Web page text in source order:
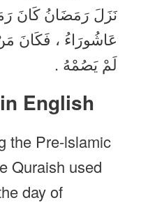
نَزَلَ رَمَضَانُ كَانَ
عَاشُورَاءُ ، فَكَانَ
لَمْ يَصُمْهُ .
English
the Pre-lslamic
Quraish used
day of